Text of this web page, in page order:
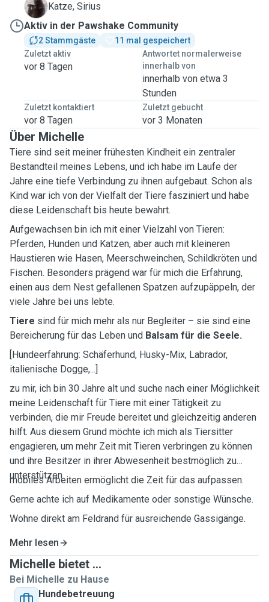
S
Katze, Sirius
Aktiv in der Pawshake Community
2 Stammgäste
11 mal gespeichert
Zuletzt aktiv
vor 8 Tagen
Antwortet normalerweise
innerhalb von
innerhalb von etwa 3
Stunden
Zuletzt kontaktiert
vor 8 Tagen
Zuletzt gebucht
vor 3 Monaten
Über Michelle
Tiere sind seit meiner frühesten Kindheit ein zentraler
Bestandteil meines Lebens, und ich habe im Laufe der
Jahre eine tiefe Verbindung zu ihnen aufgebaut. Schon als
Kind war ich von der Vielfalt der Tiere fasziniert und habe
diese Leidenschaft bis heute bewahrt.
Aufgewachsen bin ich mit einer Vielzahl von Tieren:
Pferden, Hunden und Katzen, aber auch mit kleineren
Haustieren wie Hasen, Meerschweinchen, Schildkröten und
Fischen. Besonders prägend war für mich die Erfahrung,
einen aus dem Nest gefallenen Spatzen aufzupäppeln, der
viele Jahre bei uns lebte.
Tiere sind für mich mehr als nur Begleiter – sie sind eine
Bereicherung für das Leben und Balsam für die Seele.
[Hundeerfahrung: Schäferhund, Husky-Mix, Labrador,
italienische Dogge,...]
zu mir, ich bin 30 Jahre alt und suche nach einer Möglichkeit
meine Leidenschaft für Tiere mit einer Tätigkeit zu
verbinden, die mir Freude bereitet und gleichzeitig anderen
hilft. Aus diesem Grund möchte ich mich als Tiersitter
engagieren, um mehr Zeit mit Tieren verbringen zu können
und ihre Besitzer in ihrer Abwesenheit bestmöglich zu
unterstützen.
mobiles Arbeiten ermöglicht die Zeit für das aufpassen.
Gerne achte ich auf Medikamente oder sonstige Wünsche.
Wohne direkt am Feldrand für ausreichende Gassigänge.
Mehr lesen
Michelle bietet ...
Bei Michelle zu Hause
Hundebetreuung